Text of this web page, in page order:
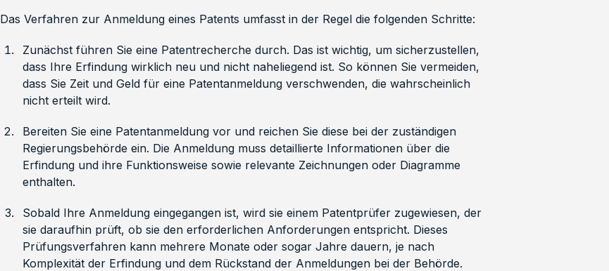
Das Verfahren zur Anmeldung eines Patents umfasst in der Regel die folgenden Schritte:
Zunächst führen Sie eine Patentrecherche durch. Das ist wichtig, um sicherzustellen,
dass Ihre Erfindung wirklich neu und nicht naheliegend ist. So können Sie vermeiden,
dass Sie Zeit und Geld für eine Patentanmeldung verschwenden, die wahrscheinlich
nicht erteilt wird.
Bereiten Sie eine Patentanmeldung vor und reichen Sie diese bei der zuständigen
Regierungsbehörde ein. Die Anmeldung muss detaillierte Informationen über die
Erfindung und ihre Funktionsweise sowie relevante Zeichnungen oder Diagramme
enthalten.
Sobald Ihre Anmeldung eingegangen ist, wird sie einem Patentprüfer zugewiesen, der
sie daraufhin prüft, ob sie den erforderlichen Anforderungen entspricht. Dieses
Prüfungsverfahren kann mehrere Monate oder sogar Jahre dauern, je nach
Komplexität der Erfindung und dem Rückstand der Anmeldungen bei der Behörde.